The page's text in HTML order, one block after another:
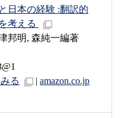
日本の経験 :翻訳的
考える
邦明, 森純一編著
る
| amazon.co.jp